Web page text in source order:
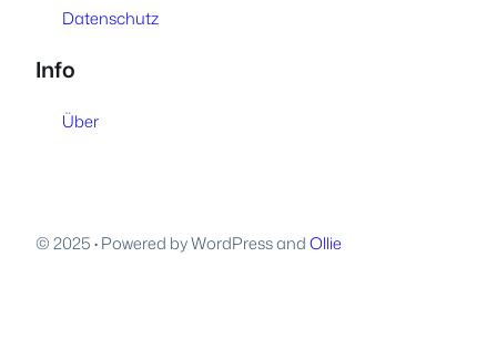
Datenschutz
Info
Über
© 2025·Powered by WordPress andOllie